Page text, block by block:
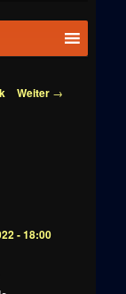
Weiter →
- 18:00